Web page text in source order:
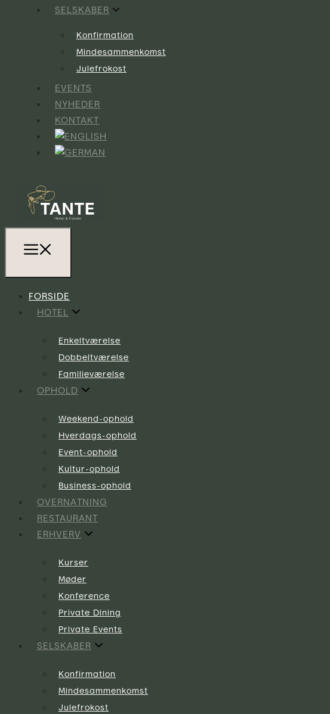
SELSKABER
Konfirmation
Mindesammenkomst
Julefrokost
EVENTS
NYHEDER
KONTAKT
FORSIDE
HOTEL
Enkeltværelse
Dobbeltværelse
Familieværelse
OPHOLD
Weekend-ophold
Hverdags-ophold
Event-ophold
Kultur-ophold
Business-ophold
OVERNATNING
RESTAURANT
ERHVERV
Kurser
Møder
Konference
Private Dining
Private Events
SELSKABER
Konfirmation
Mindesammenkomst
Julefrokost